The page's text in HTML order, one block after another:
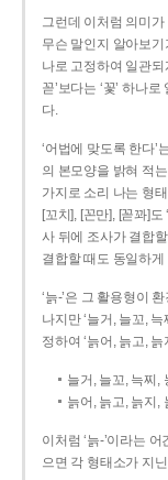
그런데 이처럼 의미가
무슨 말인지 알아보
나로 고정하여 일관되
꼳’보다는 ‘꽃’ 하나
다.
‘어법에 맞도록 한다’
의 본모양을 밝혀 적
가지로 소리 나는 형
[꼬치], [꼰만], [꼳꽈]도
사 뒤에 조사가 결합
결합할 때도 동일하게
‘늙-’은 그 활용형이
나지만 ‘늘거, 늘꼬,
정하여 ‘늙어, 늙고,
늘거, 늘꼬, 늑찌,
늙어, 늙고, 늙지,
이처럼 ‘늙-­’이라는
으면 각 형태소가 지